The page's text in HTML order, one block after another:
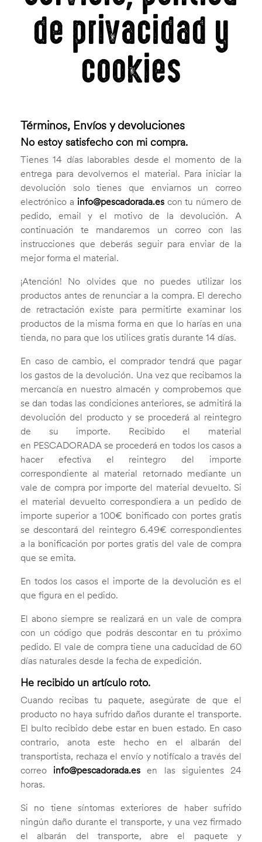
de privacidad y
cookies
Términos, Envíos y devoluciones
No estoy satisfecho con mi compra.
Tienes 14 días laborables desde el momento de la
entrega para devolvernos el material. Para iniciar la
devolución solo tienes que enviarnos un correo
electrónico a info@pescadorada.escon tu número de
pedido, email y el motivo de la devolución. A
continuación te mandaremos un correo con las
instrucciones que deberás seguir para enviar de la
mejor forma el material.
¡Atención! No olvides que no puedes utilizar los
productos antes de renunciar a la compra. El derecho
de retractación existe para permitirte examinar los
productos de la misma forma en que lo harías en una
tienda, no para que los utilices gratis durante 14 días.
En caso de cambio, el comprador tendrá que pagar
los gastos de la devolución. Una vez que recibamos la
mercancía en nuestro almacén y comprobemos que
se dan todas las condiciones anteriores, se admitirá la
devolución del producto y se procederá al reintegro
de su importe. Recibido el material
en PESCADORADA se procederá en todos los casos a
hacer efectiva el reintegro del importe
correspondiente al material retornado mediante un
vale de compra por importe del material devuelto. Si
el material devuelto correspondiera a un pedido de
importe superior a 100€ bonificado con portes gratis
se descontará del reintegro 6.49€ correspondientes
a la bonificación por portes gratis del vale de compra
que se emita.
En todos los casos el importe de la devolución es el
que figura en el pedido.
El abono siempre se realizará en un vale de compra
con un código que podrás descontar en tu próximo
pedido. El vale de compra tiene una caducidad de 60
días naturales desde la fecha de expedición.
He recibido un artículo roto.
Cuando recibas tu paquete, asegúrate de que el
producto no haya sufrido daños durante el transporte.
El bulto recibido debe estar en buen estado. En caso
contrario, anota este hecho en el albarán del
transportista, rechaza el envío y notifícalo a través del
correo info@pescadorada.es en las siguientes 24
horas.
Si no tiene síntomas exteriores de haber sufrido
ningún daño durante el transporte, y una vez firmado
el albarán del transporte, abre el paquete y